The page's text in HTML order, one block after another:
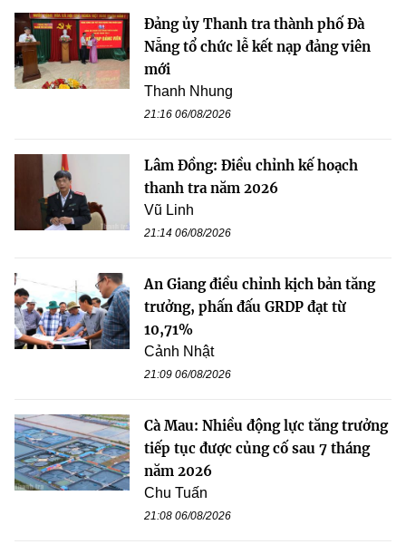
Đảng ủy Thanh tra thành phố Đà
Nẵng tổ chức lễ kết nạp đảng viên
mới
Thanh Nhung
21:16 06/08/2026
Lâm Đồng: Điều chỉnh kế hoạch
thanh tra năm 2026
Vũ Linh
21:14 06/08/2026
An Giang điều chỉnh kịch bản tăng
trưởng, phấn đấu GRDP đạt từ
10,71%
Cảnh Nhật
21:09 06/08/2026
Cà Mau: Nhiều động lực tăng trưởng
tiếp tục được củng cố sau 7 tháng
năm 2026
Chu Tuấn
21:08 06/08/2026